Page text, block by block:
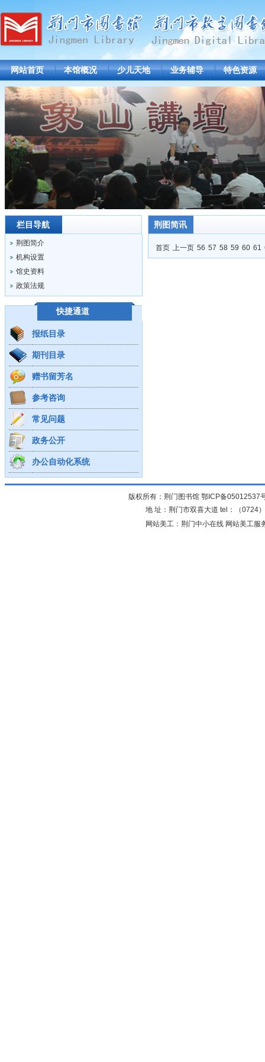
网站首页 本馆概况 少儿天地 业务辅导 特色资源
栏目导航
荆图简介
机构设置
馆史资料
政策法规
快捷通道
报纸目录
期刊目录
赠书留芳名
参考咨询
常见问题
政务公开
办公自动化系统
荆图简讯
首页 上一页 56 57 58 59 60 61
版权所有：荆门图书馆 鄂ICP备05012537
地 址：荆门市双喜大道 tel：（0724
网站美工：荆门中小在线 网站美工